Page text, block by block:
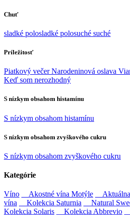
Chuť
sladké polosladké polosuché suché
Príležitosť
Piatkový večerNarodeninová oslava
Keď som nerozhodný
S nízkym obsahom histamínu
S nízkym obsahom histamínu
S nízkym obsahom zvyškového cukru
S nízkym obsahom zvyškového cukru
Kategórie
Víno Akostné vína Motýle
vína
Kolekcia Saturnia Natural
Kolekcia Solaris
Kolekcia Abbrevio